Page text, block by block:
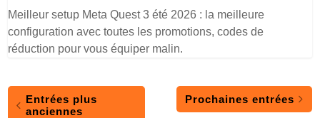
Meilleur setup Meta Quest 3 été 2026 : la meilleure
configuration avec toutes les promotions, codes de
réduction pour vous équiper malin.
Entrées plus
anciennes
Prochaines entrées